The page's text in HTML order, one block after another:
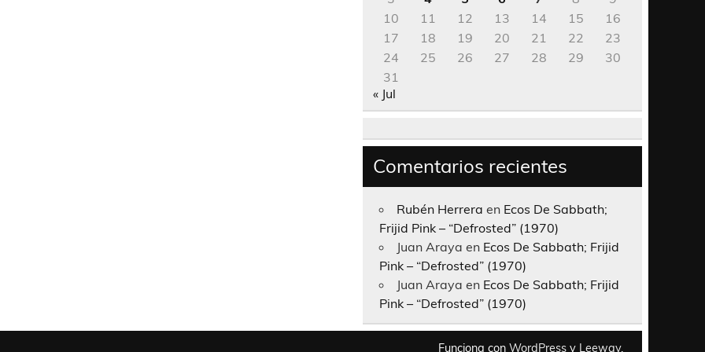
10
11 12 13 14 15
16
17
18 19 20 21 22
23
24
25 26 27 28 29
30
31
« Jul
Comentarios recientes
Rubén Herrera en Ecos De Sabbath;
Frijid Pink – “Defrosted” (1970)
Juan Araya en Ecos De Sabbath; Frijid
Pink – “Defrosted” (1970)
Juan Araya en Ecos De Sabbath; Frijid
Pink – “Defrosted” (1970)
Funciona con WordPress y Leeway.